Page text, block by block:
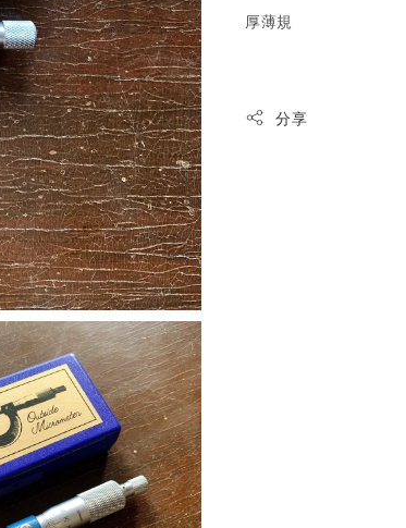
厚薄規
分享